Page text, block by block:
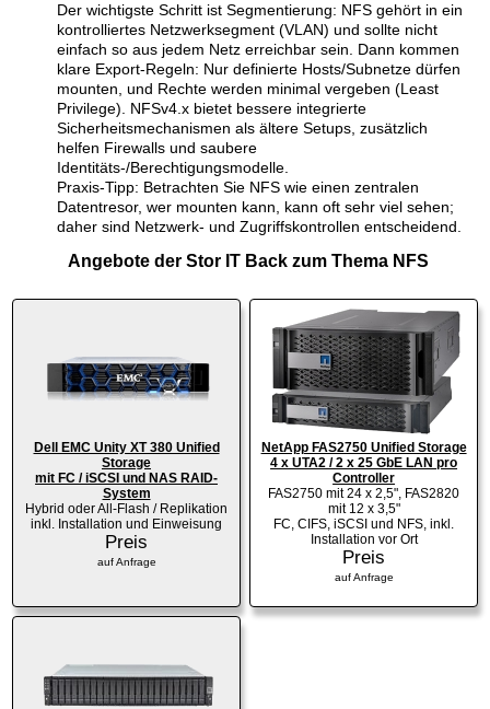
Der wichtigste Schritt ist Segmentierung: NFS gehört in ein
kontrolliertes Netzwerksegment (VLAN) und sollte nicht
einfach so aus jedem Netz erreichbar sein. Dann kommen
klare Export-Regeln: Nur definierte Hosts/Subnetze dürfen
mounten, und Rechte werden minimal vergeben (Least
Privilege). NFSv4.x bietet bessere integrierte
Sicherheitsmechanismen als ältere Setups, zusätzlich
helfen Firewalls und saubere
Identitäts-/Berechtigungsmodelle.
Praxis-Tipp: Betrachten Sie NFS wie einen zentralen
Datentresor, wer mounten kann, kann oft sehr viel sehen;
daher sind Netzwerk- und Zugriffskontrollen entscheidend.
Angebote der Stor IT Back zum Thema NFS
Dell EMC Unity XT 380 Unified
Storage
mit FC / iSCSI und NAS RAID-
System
Hybrid oder All-Flash / Replikation
inkl. Installation und Einweisung
Preis
auf Anfrage
NetApp FAS2750 Unified Storage
4 x UTA2 / 2 x 25 GbE LAN pro
Controller
FAS2750 mit 24 x 2,5", FAS2820
mit 12 x 3,5"
FC, CIFS, iSCSI und NFS, inkl.
Installation vor Ort
Preis
auf Anfrage